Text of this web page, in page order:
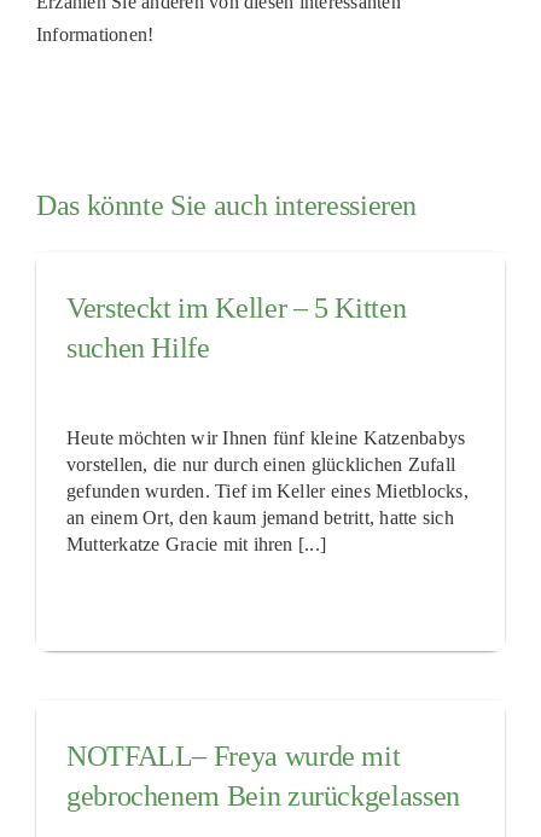
Informationen!
Das könnte Sie auch interessieren
Versteckt im Keller – 5 Kitten
suchen Hilfe
Heute möchten wir Ihnen fünf kleine Katzenbabys
vorstellen, die nur durch einen glücklichen Zufall
gefunden wurden. Tief im Keller eines Mietblocks,
an einem Ort, den kaum jemand betritt, hatte sich
Mutterkatze Gracie mit ihren [...]
NOTFALL– Freya wurde mit
gebrochenem Bein zurückgelassen